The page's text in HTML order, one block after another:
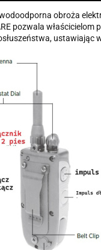
obroża
pozwala
ustawiając